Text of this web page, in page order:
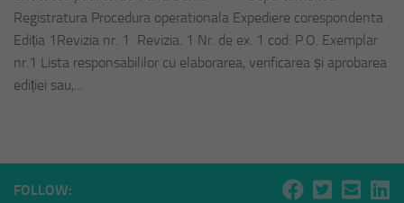
Registratura Procedura operationala Expediere corespondenta
Ediția 1Revizia nr. 1 Revizia. 1 Nr. de ex. 1 cod: P.O. Exemplar
nr.1 Lista responsabililor cu elaborarea, verificarea și aprobarea
ediției sau,...
FOLLOW: